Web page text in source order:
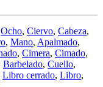
Ocho, Ciervo, Cabeza,
, Mano, Apalmado,
, Cimera, Cimado,
Barbelado, Cuello,
Libro cerrado, Libro,